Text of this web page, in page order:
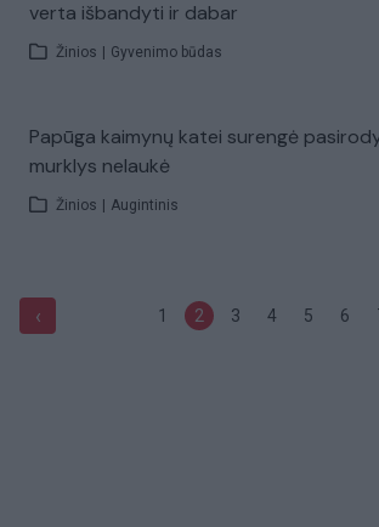
verta išbandyti ir dabar
Žinios Gyvenimo būdas
Papūga kaimynų katei surengė
murklys nelaukė
Žinios Augintinis
‹ 1 2 3 4 5 6